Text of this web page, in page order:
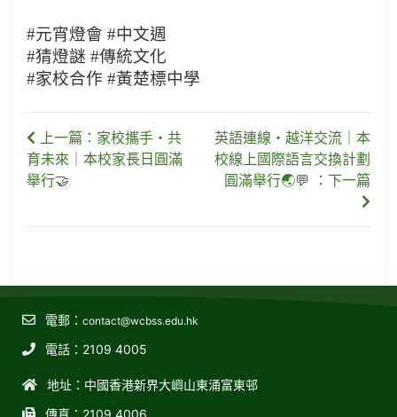
#元宵燈會 #中文週
#猜燈謎 #傳統文化
#家校合作 #黃楚標中學
上一篇：家校攜手・共
育未來｜本校家長日圓滿
舉行🤝
英語連線・越洋交流｜本
校線上國際語言交換計劃
圓滿舉行🌏💬 ：下一篇
電郵： contact@wcbss.edu.hk
電話：2109 4005
地址：中國香港新界大嶼山東涌富東邨